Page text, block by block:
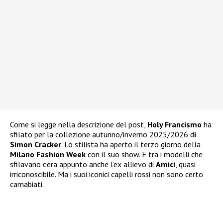
Come si legge nella descrizione del post, Holy Francismo ha
sfilato per la collezione autunno/inverno 2025/2026 di
Simon Cracker. Lo stilista ha aperto il terzo giorno della
Milano Fashion Week con il suo show. E tra i modelli che
sfilavano c’era appunto anche l’ex allievo di Amici, quasi
irriconoscibile. Ma i suoi iconici capelli rossi non sono certo
camabiati.